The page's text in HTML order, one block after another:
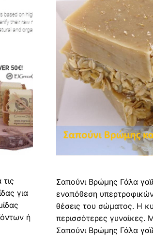
για
ή
Σαπούνι Βρώμης Γάλα
εναπόθεση
θέσεις του σώματος. Η
περισσότερες γυναίκες.
Σαπούνι Βρώμης Γάλα